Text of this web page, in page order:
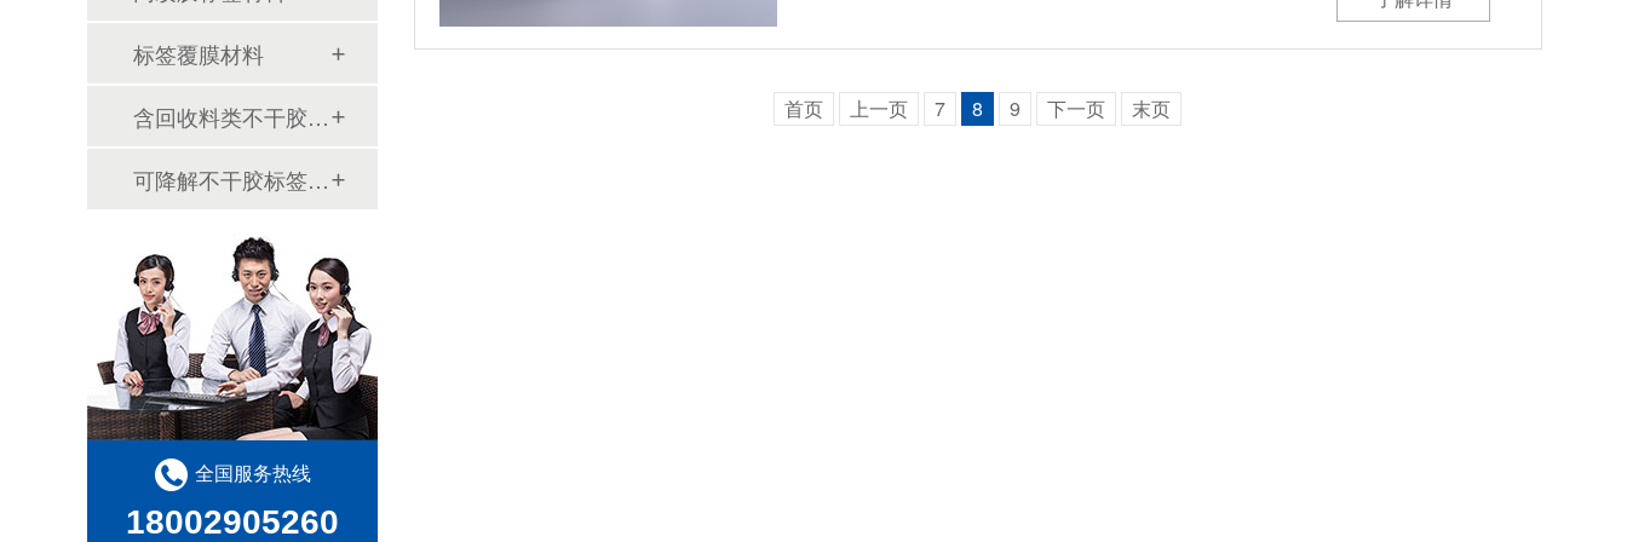
首页 上一页 7 8 9 下一页 末页
标签覆膜材料
含回收料类不干胶材料
可降解不干胶标签材料
全国服务热线
18002905260